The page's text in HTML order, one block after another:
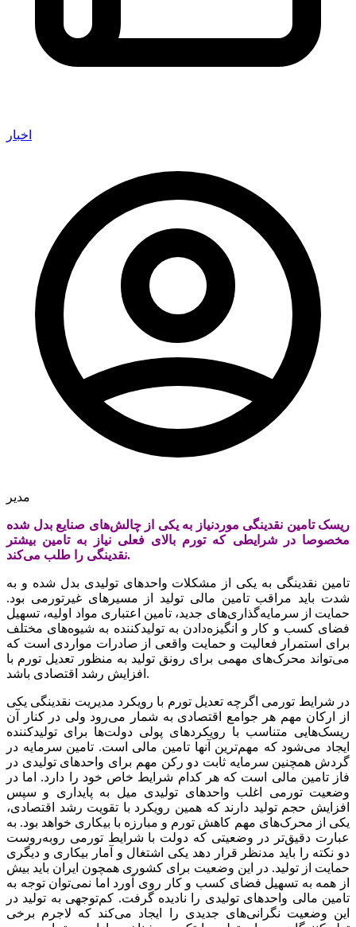
اخبار
مدیر
ریسک تامین نقدینگی موردنیاز به یکی از چالش‌‌‌های صنایع بدل شده
مخصوصا در شرایطی که تورم بالای فعلی نیاز به تامین بیشتر
نقدینگی را طلب می‌کند.
تامین نقدینگی به یکی از مشکلات واحدهای تولیدی بدل شده و به
شدت باید مراقب تامین مالی تولید از مسیرهای غیرتورمی بود.
حمایت از سرمایه‌گذاری‌‌‌های جدید، تامین اعتباری مواد اولیه، تسهیل
فضای کسب و کار و انگیزه‌‌‌دادن به تولیدکننده به شیوه‌‌‌های مختلف
برای استمرار فعالیت و حمایت واقعی از صادرات مواردی است که
می‌تواند محرک‌‌‌های مهمی برای رونق تولید به منظور تعدیل تورم با
افزایش رشد اقتصادی باشد.
در شرایط تورمی اگرچه تعدیل تورم با رویکرد مدیریت نقدینگی یکی
از ارکان مهم هر جوامع اقتصادی به شمار می‌رود ولی در کنار آن
ریسک‌‌‌هایی متناسب با رویکردهای پولی دولت‌‌‌ها برای تولیدکننده
ایجاد می‌شود که مهم‌ترین آنها تامین مالی است. تامین سرمایه در
گردش همچنین سرمایه ثابت دو رکن مهم برای واحدهای تولیدی در
فاز تامین مالی است که هر کدام شرایط خاص خود را دارد. اما در
وضعیت تورمی اغلب واحدهای تولیدی میل به پایداری و سپس
افزایش حجم تولید دارند که همین رویکرد با تقویت رشد اقتصادی،
یکی از محرک‌‌‌های مهم کاهش تورم و مبارزه با بیکاری خواهد بود. به
عبارت دقیق‌‌‌تر در وضعیتی که دولت با شرایط تورمی روبه‌‌‌روست
دو نکته را باید مدنظر قرار دهد یکی اشتغال و آمار بیکاری و دیگری
حمایت از تولید. در این وضعیت برای کشوری همچون ایران باید بیش
از همه به تسهیل فضای کسب و کار روی آورد اما نمی‌توان توجه به
تامین مالی واحدهای تولیدی را نادیده گرفت. کم‌‌‌توجهی به تولید در
این وضعیت نگرانی‌های جدیدی را ایجاد می‌کند که لاجرم برخی